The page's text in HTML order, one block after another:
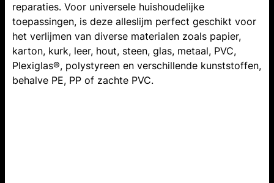
reparaties. Voor universele huishoudelijke
toepassingen, is deze alleslijm perfect geschikt voor
het verlijmen van diverse materialen zoals papier,
karton, kurk, leer, hout, steen, glas, metaal, PVC,
Plexiglas®, polystyreen en verschillende kunststoffen,
behalve PE, PP of zachte PVC.